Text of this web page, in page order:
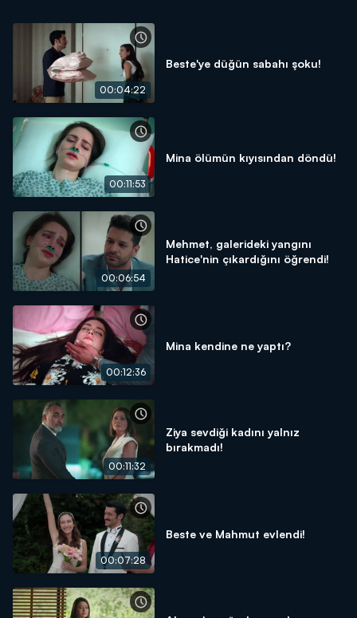
00:04:22
Beste'ye düğün sabahı şoku!
00:11:53
Mina ölümün kıyısından döndü!
00:06:54
Mehmet, galerideki yangını
Hatice'nin çıkardığını öğrendi!
00:12:36
Mina kendine ne yaptı?
00:11:32
Ziya sevdiği kadını yalnız
bırakmadı!
00:07:28
Beste ve Mahmut evlendi!